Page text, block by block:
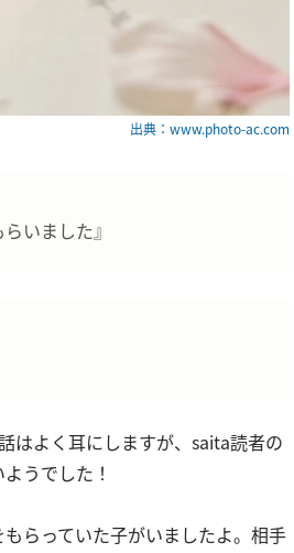
出典：www.photo-ac.com
いました』
はよく耳にしますが、saita読者の
うでした！
らっていた子がいましたよ。相手